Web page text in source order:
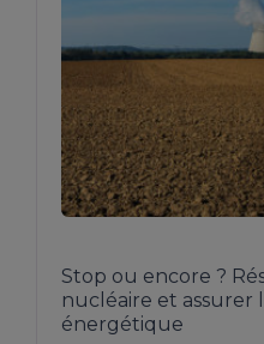
Stop ou encore ?
nucléaire et assurer
énergétique